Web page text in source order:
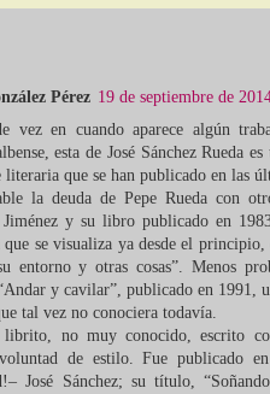
Pérez 19 de septiembre de
vez en cuando aparece algún
esta de José Sánchez Rueda
literaria que se han publicado en las
la deuda de Pepe Rueda con
Jiménez y su libro publicado en
se visualiza ya desde el
entorno y otras cosas”. Menos
y cavilar”, publicado en 1991,
tal vez no conociera todavía.
no muy conocido, escrito
de estilo. Fue publicado
José Sánchez; su título,